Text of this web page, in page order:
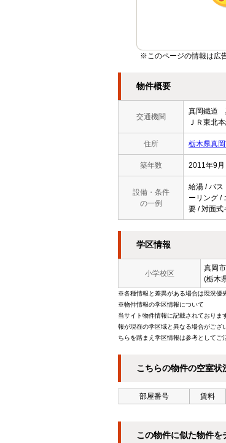
※このページの情報は広
物件概要
交通機関
真岡鐵道
ＪＲ東北
住所 栃木県真
築年数 2011年9月
設備・条件
の一例
給湯 / バス
ーリング /
要 / 対面
学区情報
小学校区
真岡
(栃木
※各種情報と差異がある場合は現況優
※物件情報の学区情報について
当サイト物件情報に記載されており
報が現在の学区域と異なる場合がござ
ちらを踏まえ学区情報は参考としてご
こちらの物件の空室状
部屋番号 賃料
この物件に似た物件を